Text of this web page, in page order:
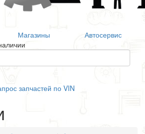
Магазины
Автосервис
запчастей по VIN